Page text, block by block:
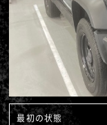
最初の状態